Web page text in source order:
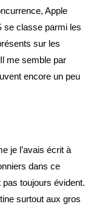
Apple
se classe parmi les
sur les
me semble par
encore un peu
je l’avais écrit à
dans ce
pas toujours évident.
surtout aux gros